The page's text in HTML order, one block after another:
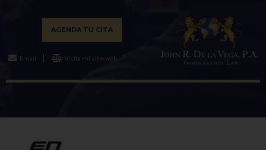
AGENDA TU CITA
Email Visita mi sitio web